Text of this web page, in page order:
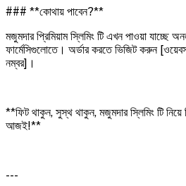
### **কোথায় পাবেন?**
মজুমদার প্রিমিয়াম স্লিমিং টি এখন পাওয়া যাচ্ছে
ফার্মেসিগুলোতে। অর্ডার করতে ভিজিট করুন
নম্বর]।
**ফিট থাকুন, সুস্থ থাকুন, মজুমদার স্লিমিং টি
আজই!**
---